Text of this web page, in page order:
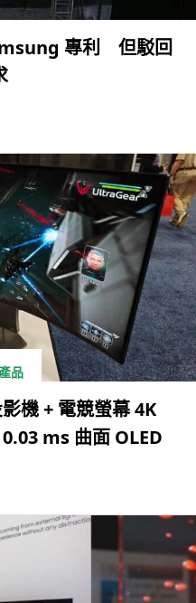
專利 但駁回
品
影機 + 電競螢幕 4K
ms 曲面 OLED